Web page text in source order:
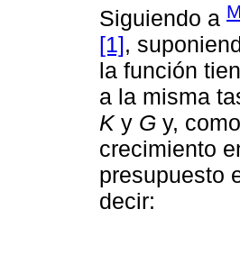
Siguiendo a
[1],
la función
a la misma
Ky G y,
crecimiento
presupuesto
decir: